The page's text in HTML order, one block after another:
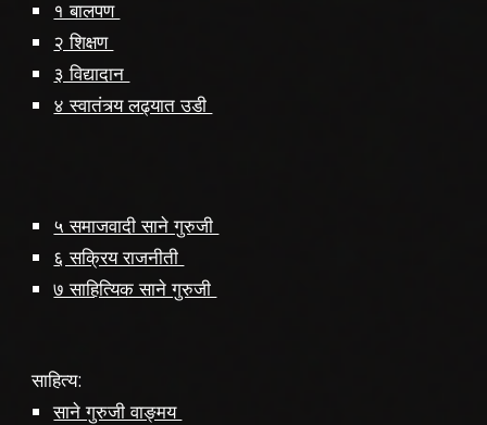
१ बालपण
२ शिक्षण
३ विद्यादान
४ स्वातंत्र्य लढ्यात उडी
५ समाजवादी साने गुरुजी
६ सक्रिय राजनीती
७ साहित्यिक साने गुरुजी
साहित्य:
साने गुरुजी वाङ्मय